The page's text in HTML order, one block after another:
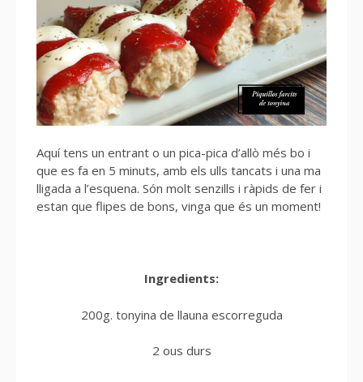
Aquí tens un entrant o un pica-pica d’allò més bo i
que es fa en 5 minuts, amb els ulls tancats i una ma
lligada a l’esquena. Són molt senzills i ràpids de fer i
estan que flipes de bons, vinga que és un moment!
Ingredients:
200g. tonyina de llauna escorreguda
2 ous durs